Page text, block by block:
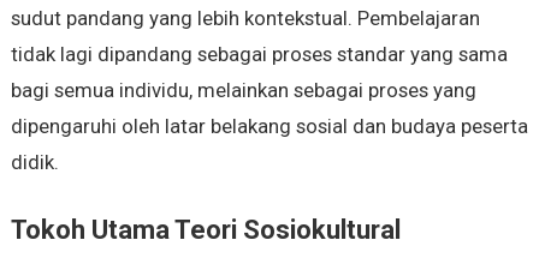
sudut pandang yang lebih kontekstual. Pembelajaran
tidak lagi dipandang sebagai proses standar yang sama
bagi semua individu, melainkan sebagai proses yang
dipengaruhi oleh latar belakang sosial dan budaya peserta
didik.
Tokoh Utama Teori Sosiokultural